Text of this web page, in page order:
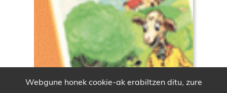
Webgune honek cookie-ak erabiltzen ditu, zure